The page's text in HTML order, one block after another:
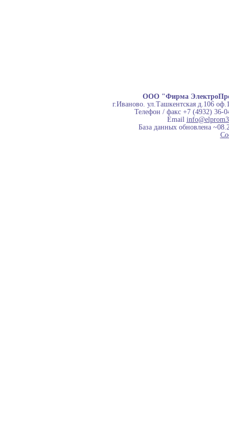
ООО "Фирма
г.Иваново. ул.Ташкентская д.106
Телефон / факс +7 (4932) 36-
Email
База данных обновлена